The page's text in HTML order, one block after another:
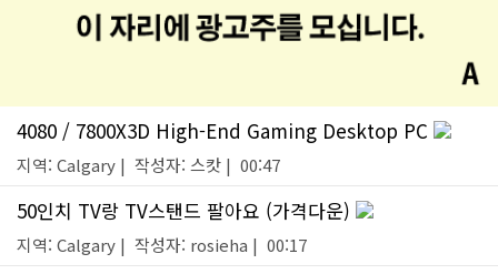
4080 / 7800X3D High-End Gaming Desktop PC
지역: Calgary | 작성자: 스캇 | 00:47
50인치 TV랑 TV스탠드 팔아요 (가격다운)
지역: Calgary | 작성자: rosieha | 00:17